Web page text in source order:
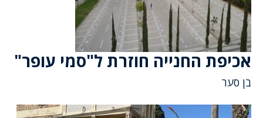
אכיפת החנייה חוזרת ל"סמי עופר"
בן סער